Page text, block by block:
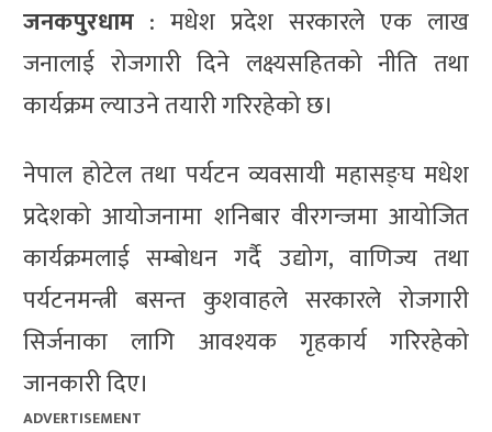
जनकपुरधाम : मधेश प्रदेश सरकारले एक लाख
जनालाई रोजगारी दिने लक्ष्यसहितको नीति तथा
कार्यक्रम ल्याउने तयारी गरिरहेको छ।
नेपाल होटेल तथा पर्यटन व्यवसायी महासङ्घ मधेश
प्रदेशको आयोजनामा शनिबार वीरगन्जमा आयोजित
कार्यक्रमलाई सम्बोधन गर्दै उद्योग, वाणिज्य तथा
पर्यटनमन्त्री बसन्त कुशवाहले सरकारले रोजगारी
सिर्जनाका लागि आवश्यक गृहकार्य गरिरहेको
जानकारी दिए।
ADVERTISEMENT